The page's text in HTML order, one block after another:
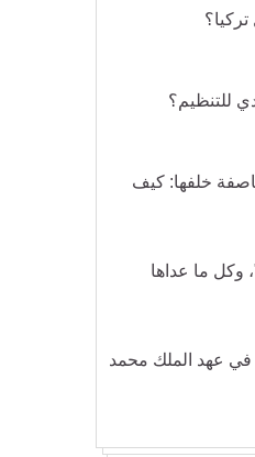
للتنظيم؟
خلفها: كيف
وكل ما عداها
في عهد الملك محمد